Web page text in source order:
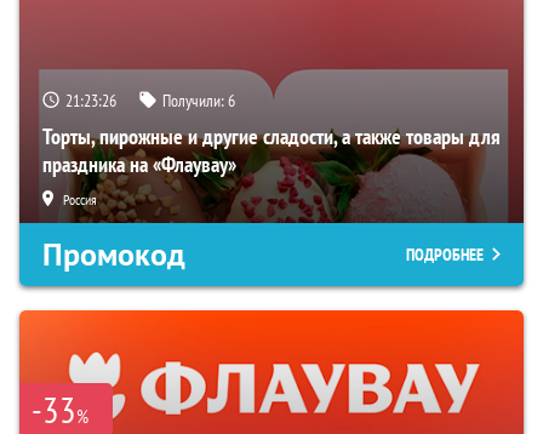
21:23:25 Получили:6
Торты, пирожные и другие сладости, а также товары для
праздника на «Флаувау»
Россия
Промокод ПОДРОБНЕЕ
-33%